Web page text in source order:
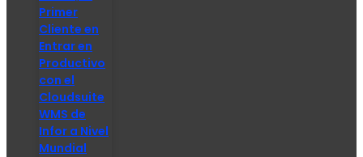
Primer
Cliente en
Entrar en
Productivo
con el
Cloudsuite
WMS de
Infor a Nivel
Mundial